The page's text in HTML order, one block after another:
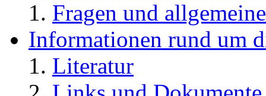
Fragen und
Informationen rund um
Literatur